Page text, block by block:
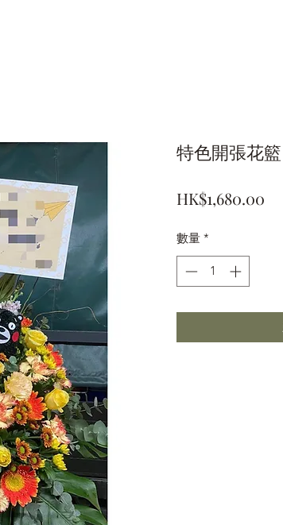
特色開張花
HK$1,680.00
數量 *